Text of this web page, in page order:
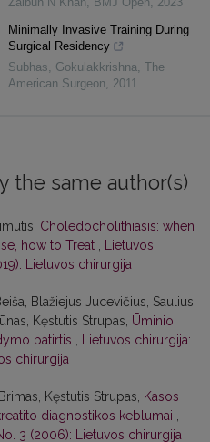
Minimally Invasive Training During
Surgical Residency
Subhas, Gokulakkrishna, The
American Surgeon, 2011
the same author(s)
Choledocholithiasis: when
how to Treat
Lietuvos
Lietuvos chirurgija
Blažiejus Jucevičius, Saulius
Kęstutis Strupas, Ūminio
patirtis
Lietuvos chirurgija:
chirurgija
Kęstutis Strupas,
Kasos
diagnostikos keblumai
3 (2006): Lietuvos chirurgija